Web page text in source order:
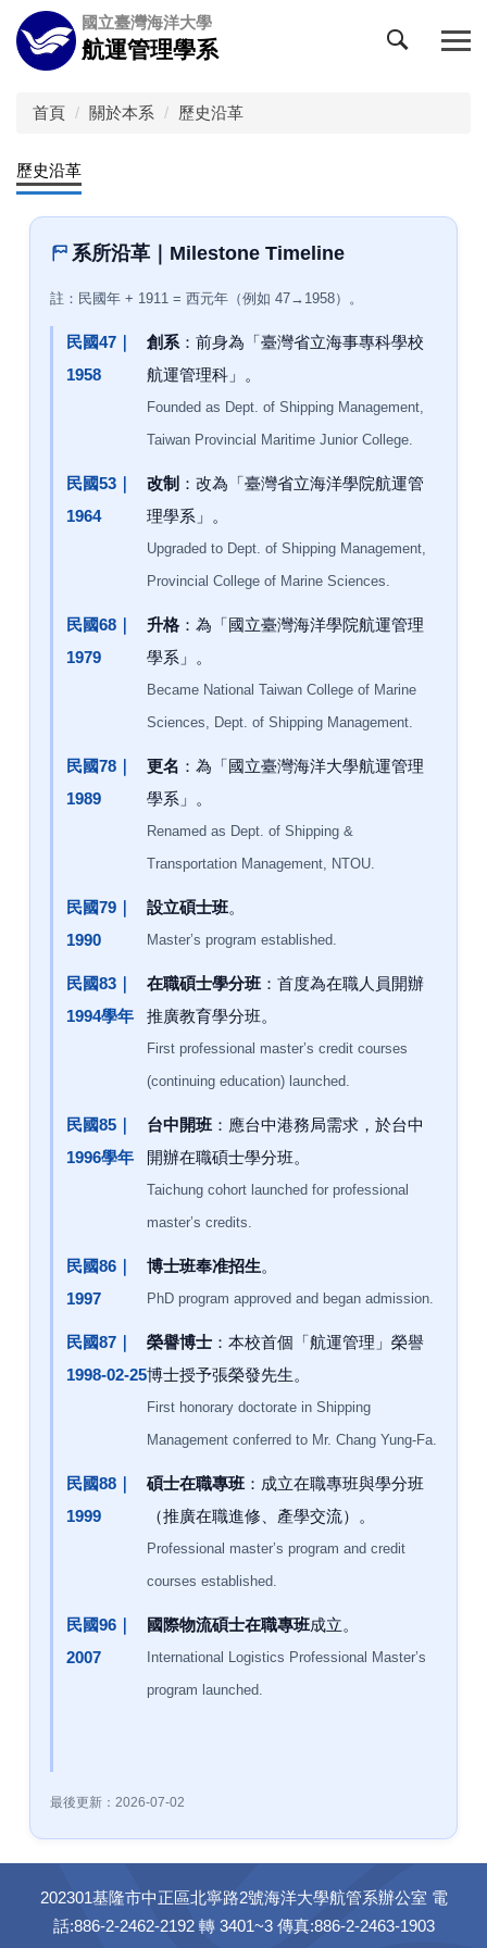
跳
到
主
區
國立臺灣海洋大學
航運管理學系
首頁 關於本系 歷史沿革
歷史沿革
系所沿革｜Milestone Timeline
註：民國年 + 1911 = 西元年（例如 47→1958）。
民國47｜
1958
創系 ：前身為「臺灣省立海事專科學校
航運管理科」。
Founded as Dept. of Shipping Management,
Taiwan Provincial Maritime Junior College.
民國53｜
1964
改制 ：改為「臺灣省立海洋學院航運管
理學系」。
Upgraded to Dept. of Shipping Management,
Provincial College of Marine Sciences.
民國68｜
1979
升格：為「國立臺灣海洋學院航運管理
學系」。
Became National Taiwan College of Marine
Sciences, Dept. of Shipping Management.
民國78｜
1989
更名 ：為「國立臺灣海洋大學航運管理
學系」。
Renamed as Dept. of Shipping &
Transportation Management, NTOU.
民國79｜
1990
設立碩士班。
Master’s program established.
民國83｜
1994學年
在職碩士學分班 ：首度為在職人員開辦
推廣教育學分班。
First professional master’s credit courses
(continuing education) launched.
民國85｜
1996學年
台中開班 ：應台中港務局需求，於台中
開辦在職碩士學分班。
Taichung cohort launched for professional
master’s credits.
民國86｜
1997
博士班奉准招生。
PhD program approved and began admission.
民國87｜
1998-02-25
榮譽博士 ：本校首個「航運管理」榮譽
博士授予張榮發先生。
First honorary doctorate in Shipping
Management conferred to Mr. Chang Yung-Fa.
民國88｜
1999
碩士在職專班 ：成立在職專班與學分班
（推廣在職進修、產學交流）。
Professional master’s program and credit
courses established.
民國96｜
2007
國際物流碩士在職專班成立。
International Logistics Professional Master’s
program launched.
最後更新：2026-07-02
202301基隆市中正區北寧路2號海洋大學航管系辦公室 電
話:886-2-2462-2192 轉 3401~3 傳真:886-2-2463-1903